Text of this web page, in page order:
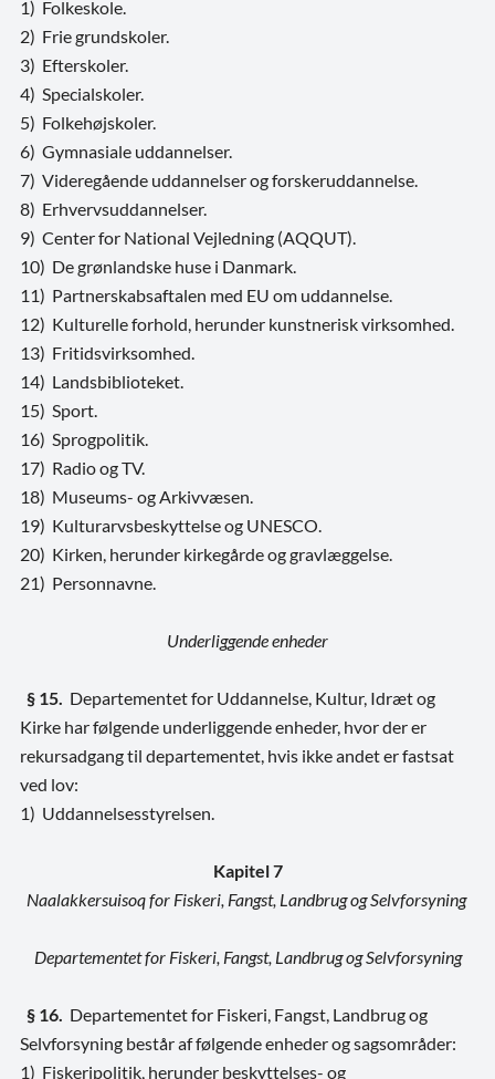
1) Folkeskole.
2) Frie grundskoler.
3) Efterskoler.
4) Specialskoler.
5) Folkehøjskoler.
6) Gymnasiale uddannelser.
7) Videregående uddannelser og forskeruddannelse.
8) Erhvervsuddannelser.
9) Center for National Vejledning (AQQUT).
10) De grønlandske huse i Danmark.
11) Partnerskabsaftalen med EU om uddannelse.
12) Kulturelle forhold, herunder kunstnerisk virksomhed.
13) Fritidsvirksomhed.
14) Landsbiblioteket.
15) Sport.
16) Sprogpolitik.
17) Radio og TV.
18) Museums- og Arkivvæsen.
19) Kulturarvsbeskyttelse og UNESCO.
20) Kirken, herunder kirkegårde og gravlæggelse.
21) Personnavne.
Underliggende enheder
§ 15. Departementet for Uddannelse, Kultur, Idræt og
Kirke har følgende underliggende enheder, hvor der er
rekursadgang til departementet, hvis ikke andet er fastsat
ved lov:
1) Uddannelsesstyrelsen.
Kapitel 7
Naalakkersuisoq for Fiskeri, Fangst, Landbrug og Selvforsyning
Departementet for Fiskeri, Fangst, Landbrug og Selvforsyning
§ 16. Departementet for Fiskeri, Fangst, Landbrug og
Selvforsyning består af følgende enheder og sagsområder:
1) Fiskeripolitik, herunder beskyttelses- og